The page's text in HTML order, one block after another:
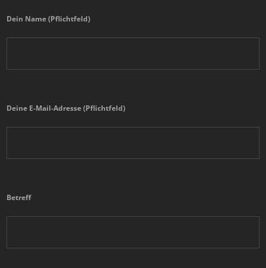
Dein Name (Pflichtfeld)
Deine E-Mail-Adresse (Pflichtfeld)
Betreff